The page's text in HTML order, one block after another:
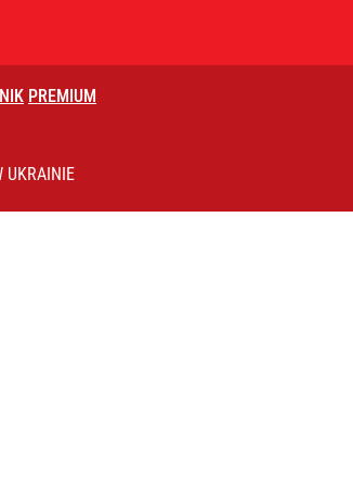
PREMIUM
mieli okazję walczyć o swoją ojczyznę”
UKRAINIE